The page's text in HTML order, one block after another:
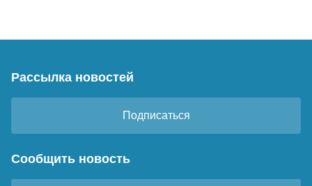
Рассылка новостей
Подписаться
Сообщить новость